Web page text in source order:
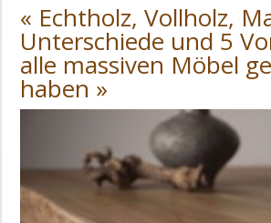
« Echtholz, Vollholz,
Unterschiede und 5
alle massiven Möbel
haben »